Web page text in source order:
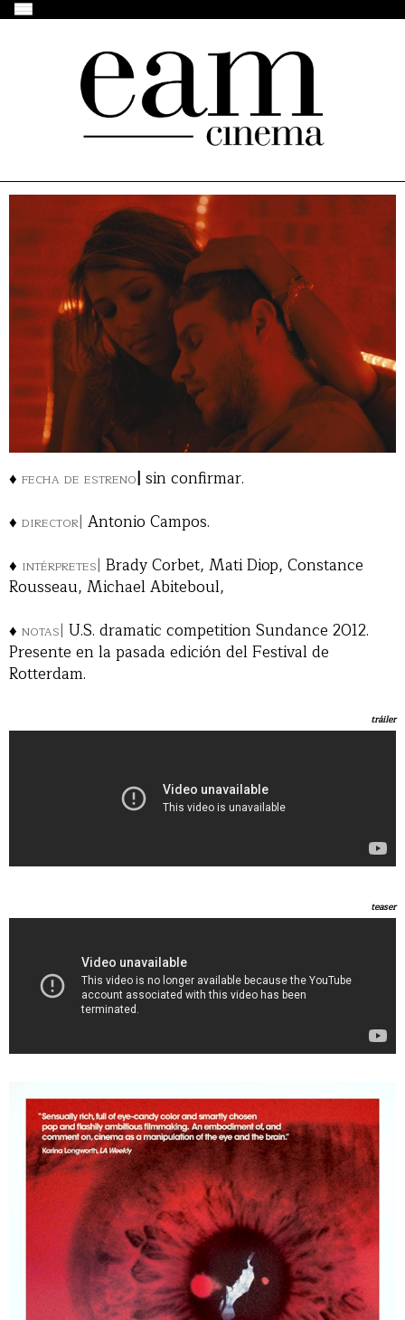
♦ fecha de estreno| sin confirmar.
♦ director| Antonio Campos.
♦ intérpretes| Brady Corbet, Mati Diop, Constance
Rousseau, Michael Abiteboul,
♦ notas| U.S. dramatic competition Sundance 2012.
Presente en la pasada edición del Festival de
Rotterdam.
tráiler
teaser